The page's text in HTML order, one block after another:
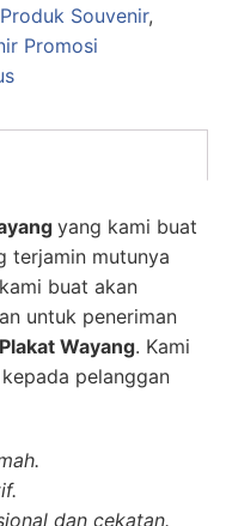
Produk Souvenir,
Promosi
yang kami buat
terjamin mutunya
buat akan
untuk peneriman
Wayang. Kami
pelanggan
dan cekatan.